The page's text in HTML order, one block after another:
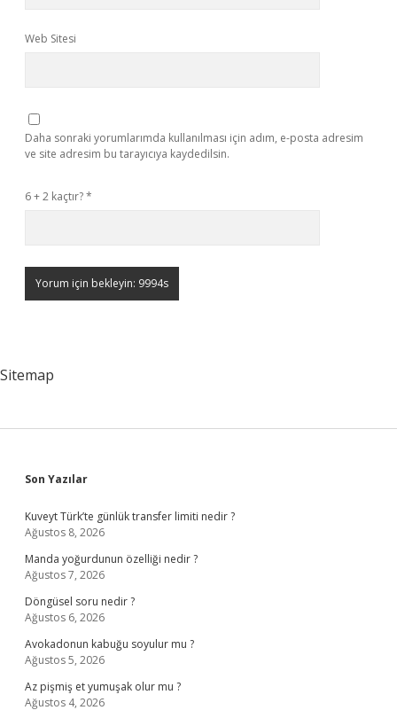
Web Sitesi
Daha sonraki yorumlarımda kullanılması için adım, e-posta adresim
ve site adresim bu tarayıcıya kaydedilsin.
6 + 2 kaçtır?*
Sitemap
Sidebar
Son Yazılar
Kuveyt Türk’te günlük transfer limiti nedir ?
Ağustos 8, 2026
Manda yoğurdunun özelliği nedir ?
Ağustos 7, 2026
Döngüsel soru nedir ?
Ağustos 6, 2026
Avokadonun kabuğu soyulur mu ?
Ağustos 5, 2026
Az pişmiş et yumuşak olur mu ?
Ağustos 4, 2026